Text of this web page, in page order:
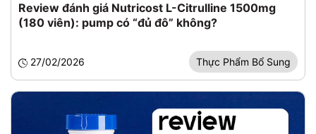
Review đánh giá Nutricost L-Citrulline 1500mg
(180 viên): pump có “đủ đô” không?
27/02/2026 Thực Phẩm Bổ Sung